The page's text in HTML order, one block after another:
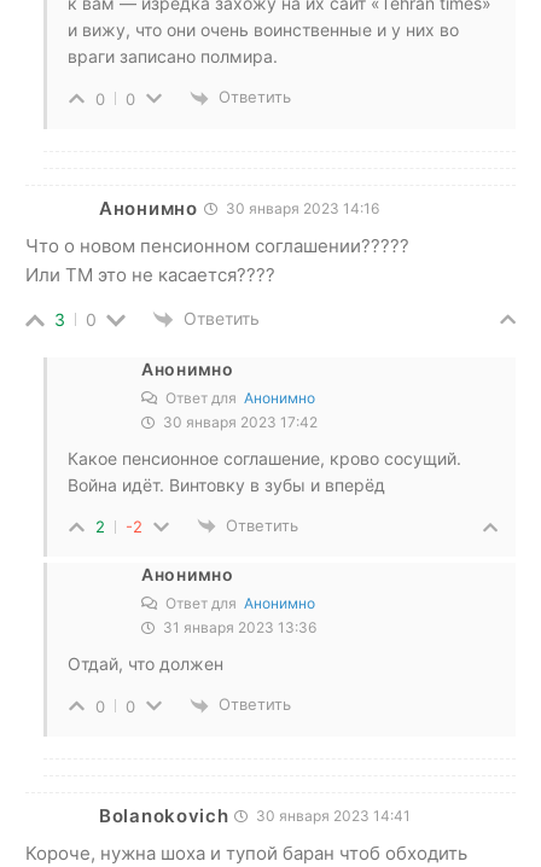
и вижу, что они очень воинственные и у них во
враги записано полмира.
0 0 Ответить
Анонимно 30 января 2023 14:16
Что о новом пенсионном соглашении?????
Или ТМ это не касается????
3 0 Ответить
Анонимно
Ответ для Анонимно
30 января 2023 17:42
Какое пенсионное соглашение, крово сосущий.
Война идёт. Винтовку в зубы и вперёд
2 -2 Ответить
Анонимно
Ответ для Анонимно
31 января 2023 13:36
Отдай, что должен
0 0 Ответить
Bolanokovich 30 января 2023 14:41
Короче, нужна шоха и тупой баран чтоб обходить